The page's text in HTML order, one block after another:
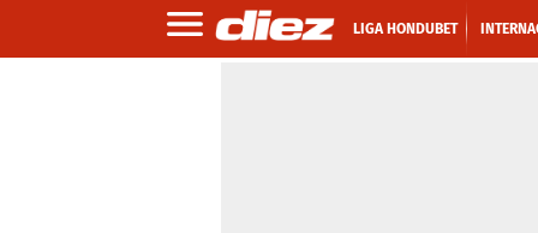
LIGA HONDUBET